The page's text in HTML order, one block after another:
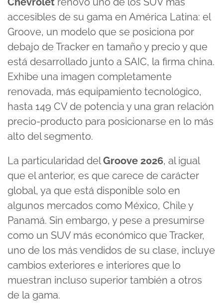
accesibles de su gama en América Latina: el
Groove, un modelo que se posiciona por
debajo de Tracker en tamaño y precio y que
está desarrollado junto a SAIC, la firma china.
Exhibe una imagen completamente
renovada, más equipamiento tecnológico,
hasta 149 CV de potencia y una gran relación
precio-producto para posicionarse en lo más
alto del segmento.
La particularidad delGroove 2026, al igual
que el anterior, es que carece de carácter
global, ya que está disponible solo en
algunos mercados como México, Chile y
Panamá. Sin embargo, y pese a presumirse
como un SUV más económico que Tracker,
uno de los más vendidos de su clase, incluye
cambios exteriores e interiores que lo
muestran incluso superior también a otros
de la gama.